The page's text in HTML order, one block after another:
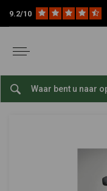
9.2/10
Onderdelen
bekijk
Vstream
Strom/V-Strom
een Kleur
0/5 (0 reviews)